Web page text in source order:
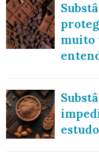
muito
estudo